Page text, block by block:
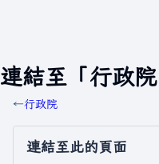
連結至「行政
←行政院
連結至此的頁面